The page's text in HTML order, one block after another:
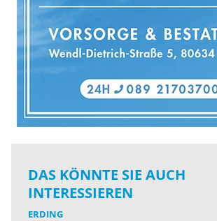
DAS KÖNNTE SIE AUCH
INTERESSIEREN
ERDING